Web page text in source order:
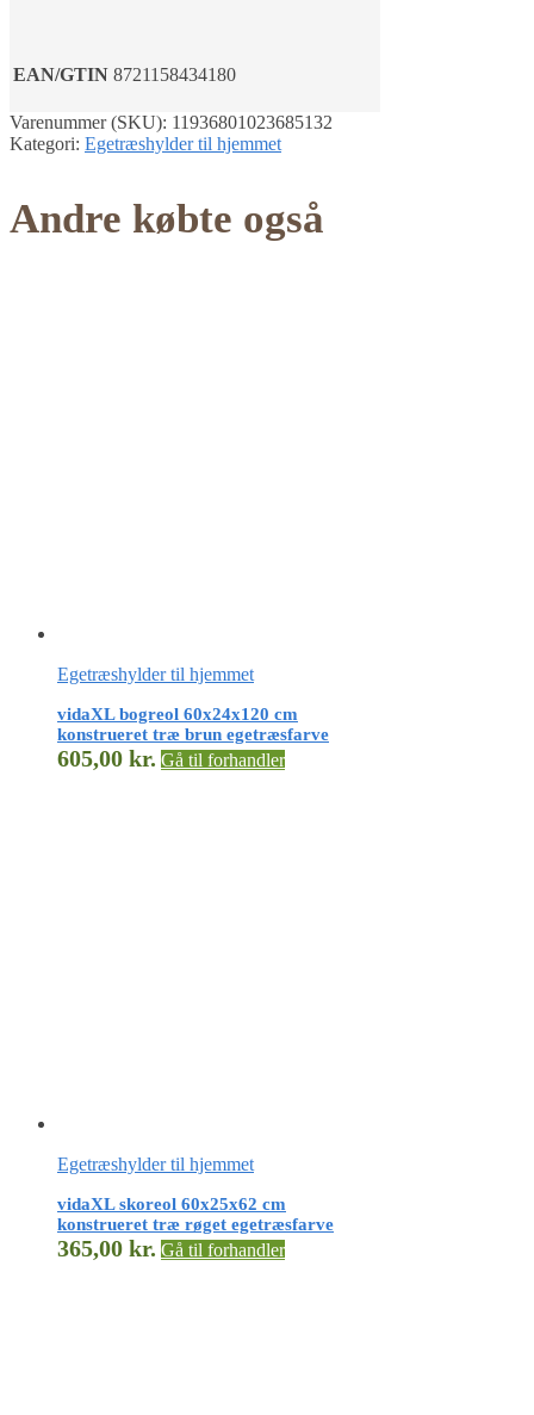
EAN/GTIN 8721158434180
Varenummer (SKU): 11936801023685132
Kategori: Egetræshylder til hjemmet
Andre købte også
Egetræshylder til hjemmet
vidaXL bogreol 60x24x120 cm
konstrueret træ brun egetræsfarve
605,00 kr. Gå til forhandler
Egetræshylder til hjemmet
vidaXL skoreol 60x25x62 cm
konstrueret træ røget egetræsfarve
365,00 kr. Gå til forhandler